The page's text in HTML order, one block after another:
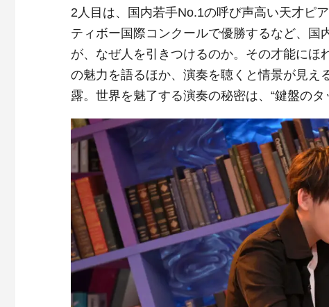
2人目は、国内若手No.1の呼び声高い天才ピ
ティボー国際コンクールで優勝するなど、国
が、なぜ人を引きつけるのか。その才能に
の魅力を語るほか、演奏を聴くと情景が見え
露。世界を魅了する演奏の秘密は、“鍵盤のタ